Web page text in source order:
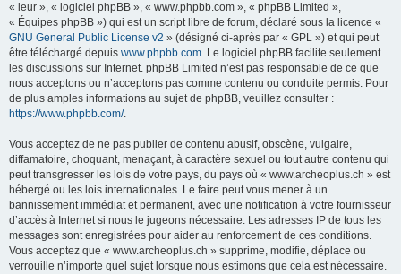
« leur », « logiciel phpBB », « www.phpbb.com », « phpBB Limited »,
« Équipes phpBB ») qui est un script libre de forum, déclaré sous la licence «
GNU General Public License v2 » (désigné ci-après par « GPL ») et qui peut
être téléchargé depuis www.phpbb.com. Le logiciel phpBB facilite seulement
les discussions sur Internet. phpBB Limited n’est pas responsable de ce que
nous acceptons ou n’acceptons pas comme contenu ou conduite permis. Pour
de plus amples informations au sujet de phpBB, veuillez consulter :
https://www.phpbb.com/.
Vous acceptez de ne pas publier de contenu abusif, obscène, vulgaire,
diffamatoire, choquant, menaçant, à caractère sexuel ou tout autre contenu qui
peut transgresser les lois de votre pays, du pays où « www.archeoplus.ch » est
hébergé ou les lois internationales. Le faire peut vous mener à un
bannissement immédiat et permanent, avec une notification à votre fournisseur
d’accès à Internet si nous le jugeons nécessaire. Les adresses IP de tous les
messages sont enregistrées pour aider au renforcement de ces conditions.
Vous acceptez que « www.archeoplus.ch » supprime, modifie, déplace ou
verrouille n’importe quel sujet lorsque nous estimons que cela est nécessaire.